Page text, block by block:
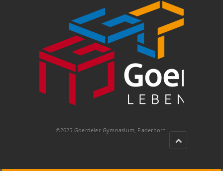
©2025 Goerdeler-Gymnasium, Paderborn